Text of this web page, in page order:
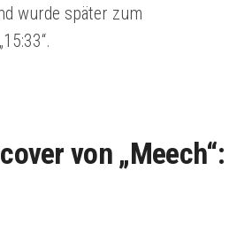
wurde später zum
von „Meech“: